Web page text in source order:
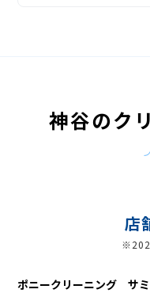
神谷のク
店
ポニークリーニング サ